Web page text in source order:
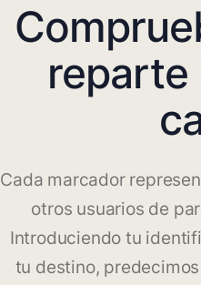
reparte
Cada marcador
otros usuarios de
Introduciendo tu
tu destino,